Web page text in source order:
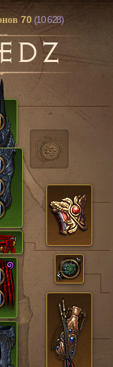
70 (10 628)